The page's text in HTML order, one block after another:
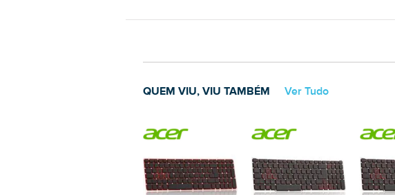
Ver Tudo
QUEM VIU, VIU TAMBÉM